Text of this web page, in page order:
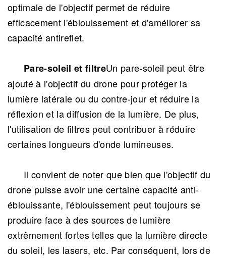
optimale de l'objectif permet de réduire
efficacement l'éblouissement et d'améliorer sa
capacité antireflet.
Pare-soleil et filtreUn pare-soleil peut être
ajouté à l'objectif du drone pour protéger la
lumière latérale ou du contre-jour et réduire la
réflexion et la diffusion de la lumière. De plus,
l'utilisation de filtres peut contribuer à réduire
certaines longueurs d'onde lumineuses.
Il convient de noter que bien que l'objectif du
drone puisse avoir une certaine capacité anti-
éblouissante, l'éblouissement peut toujours se
produire face à des sources de lumière
extrêmement fortes telles que la lumière directe
du soleil, les lasers, etc. Par conséquent, lors de